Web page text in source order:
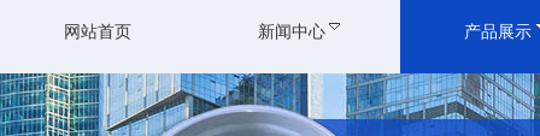
网站首页 新闻中心 产品展示